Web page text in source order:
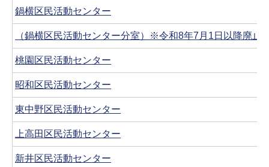
鍋横区民活動センター
（鍋横区民活動センター分室）※令和8年7月1日以降廃止
桃園区民活動センター
昭和区民活動センター
東中野区民活動センター
上高田区民活動センター
新井区民活動センター